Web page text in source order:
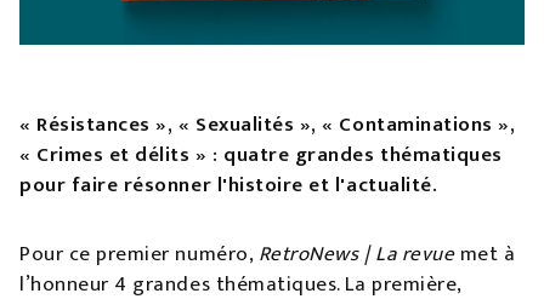
« Résistances », « Sexualités », « Contaminations »,
« Crimes et délits » : quatre grandes thématiques
pour faire résonner l'histoire et l'actualité.
Pour ce premier numéro,RetroNews | La revuemet à
l’honneur 4 grandes thématiques. La première,